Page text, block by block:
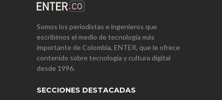
Somos los periodistas e ingenieros que
escribimos el medio de tecnología más
importante de Colombia, ENTER, que le ofrece
contenido sobre tecnología y cultura digital
desde 1996.
SECCIONES DESTACADAS